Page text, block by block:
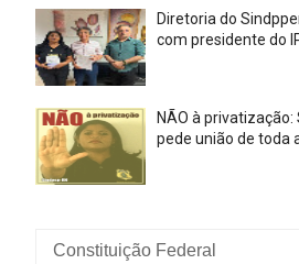
Diretoria do
com presidente do
NÃO à privatização:
pede união de toda
Constituição Federal